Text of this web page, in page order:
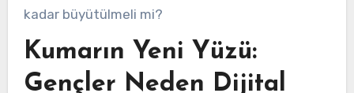
kadar büyütülmeli mi?
Kumarın Yeni Yüzü:
Gençler Neden Dijital